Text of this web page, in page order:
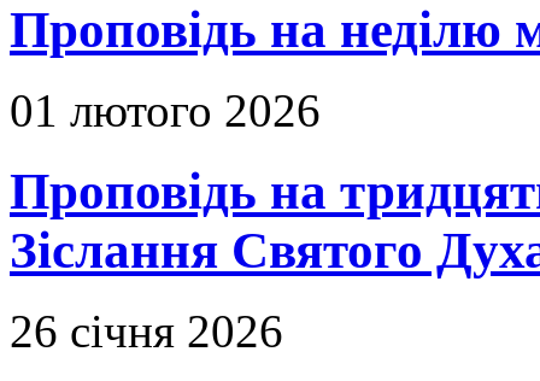
Проповідь на неділю
01 лютого 2026
Проповідь на
Зіслання Святого
26 січня 2026